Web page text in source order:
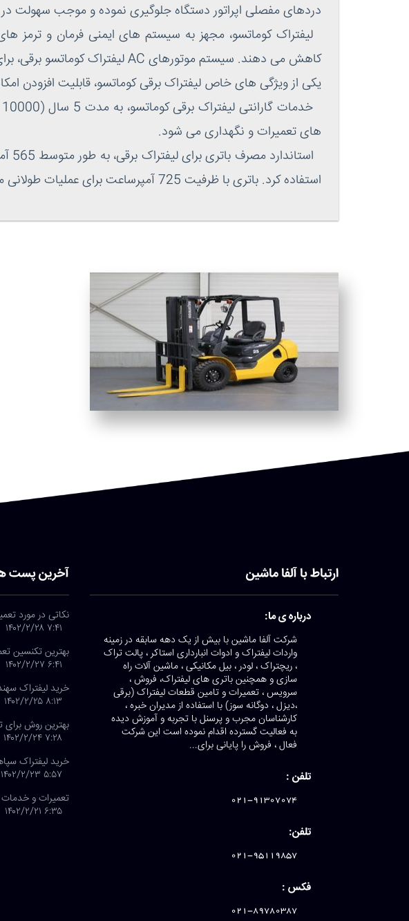
دردهای مفصلی اپراتور دستگاه جلوگیری نموده و موجب سهولت در
لیفتراک کوماتسو، مجهز به سیستم های ایمنی فرمان و ترمز
کاهش می دهند. سیستم موتورهای AC لیفتراک کوماتسو برقی، برای کاربرد هیدرولیکی این دستگاه اهمیت ویژه ای دارد.
یکی از ویژگی های خاص لیفتراک برقی کوماتسو، قابلیت افزودن
های تعمیرات و نگهداری می شود.
استفاده کرد. باتری با ظرفیت 725 آمپرساعت برای عملیات طولانی مدت، مناسب است.
ارتباط با آلفا ماشین
درباره ی ما:
شرکت آلفا ماشین با بیش از یک دهه سابقه در زمینه
واردات لیفتراک و ادوات انبارداری استاکر ، پالت تراک
، ریچتراک ، لودر ، بیل مکانیکی ، ماشین آلات راه
سازی و همچنین باتری های لیفتراک، فروش ،
سرویس ، تعمیرات و تامین قطعات لیفتراک (برقی
،دیزل ، دوگانه سوز) با استفاده از مدیران خبره ،
کارشناسان مجرب و پرسنل با تجربه و آموزش دیده
به فعالیت گسترده اقدام نموده است این شرکت
فعال ، فروش را پایانی برای...
تلفن :
021-91307074
تلفن:
021-95119857
فکس :
021-89780387
آخرین پست
نکاتی در مورد
۷:۴۱ ۱۴۰۲/۲/۲۸
بهترین تکنسین
۶:۴۱ ۱۴۰۲/۲/۲۷
خرید لیفتراک
۸:۱۳ ۱۴۰۲/۲/۲۵
بهترین روش برای
۷:۲۸ ۱۴۰۲/۲/۲۴
خرید لیفتراک
۵:۵۷ ۱۴۰۲/۲/۲۳
تعمیرات و خدمات
۶:۳۵ ۱۴۰۲/۲/۲۱